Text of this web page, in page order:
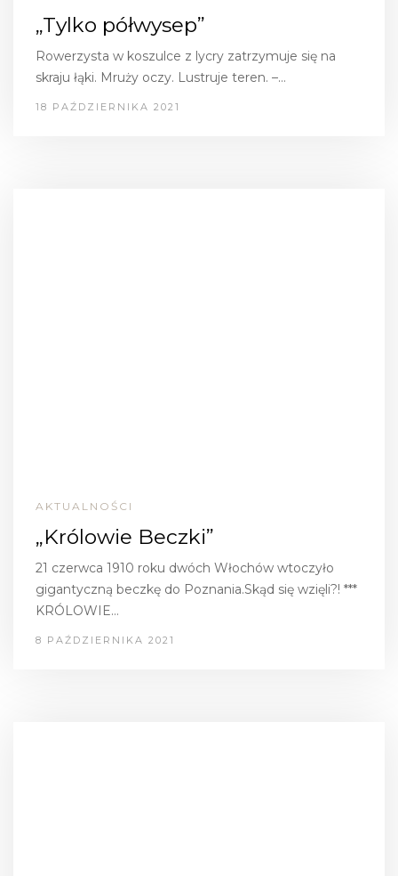
„Tylko półwysep”
Rowerzysta w koszulce z lycry zatrzymuje się na
skraju łąki. Mruży oczy. Lustruje teren. –…
18 PAŹDZIERNIKA 2021
AKTUALNOŚCI
„Królowie Beczki”
21 czerwca 1910 roku dwóch Włochów wtoczyło
gigantyczną beczkę do Poznania.Skąd się wzięli?! ***
KRÓLOWIE…
8 PAŹDZIERNIKA 2021